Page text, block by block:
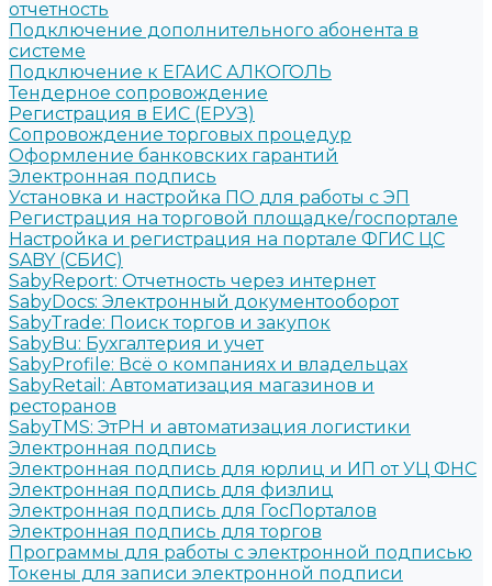
отчетность
Подключение дополнительного абонента в
системе
Подключение к ЕГАИС АЛКОГОЛЬ
Тендерное сопровождение
Регистрация в ЕИС (ЕРУЗ)
Сопровождение торговых процедур
Оформление банковских гарантий
Электронная подпись
Установка и настройка ПО для работы с ЭП
Регистрация на торговой площадке/госпортале
Настройка и регистрация на портале ФГИС ЦС
SABY (СБИС)
SabyReport: Отчетность через интернет
SabyDocs: Электронный документооборот
SabyTrade: Поиск торгов и закупок
SabyBu: Бухгалтерия и учет
SabyProfile: Всё о компаниях и владельцах
SabyRetail: Автоматизация магазинов и
ресторанов
SabyTMS: ЭтРН и автоматизация логистики
Электронная подпись
Электронная подпись для юрлиц и ИП от УЦ ФНС
Электронная подпись для физлиц
Электронная подпись для ГосПорталов
Электронная подпись для торгов
Программы для работы с электронной подписью
Токены для записи электронной подписи